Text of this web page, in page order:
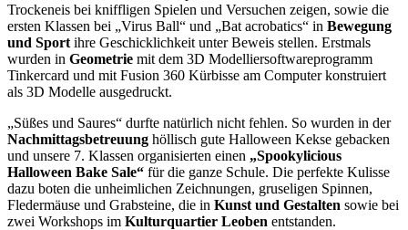
Trockeneis bei kniffligen Spielen und Versuchen zeigen, sowie die
ersten Klassen bei „Virus Ball“ und „Bat acrobatics“ in Bewegung
und Sport ihre Geschicklichkeit unter Beweis stellen. Erstmals
wurden in Geometrie mit dem 3D Modelliersoftwareprogramm
Tinkercard und mit Fusion 360 Kürbisse am Computer konstruiert
als 3D Modelle ausgedruckt.
„Süßes und Saures“ durfte natürlich nicht fehlen. So wurden in der
Nachmittagsbetreuung höllisch gute Halloween Kekse gebacken
und unsere 7. Klassen organisierten einen „Spookylicious
Halloween Bake Sale“ für die ganze Schule. Die perfekte Kulisse
dazu boten die unheimlichen Zeichnungen, gruseligen Spinnen,
Fledermäuse und Grabsteine, die in Kunst und Gestalten sowie bei
zwei Workshops im Kulturquartier Leoben entstanden.